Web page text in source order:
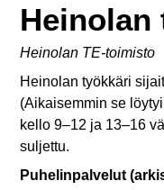
Heinolan
Heinolan TE-toimisto
Heinolan työkkäri
(Aikaisemmin se
kello 9–12 ja 13–16
suljettu.
Puhelinpalvelut